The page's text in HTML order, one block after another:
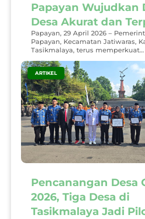
Papayan Wujudkan
Desa Akurat dan
Papayan, 29 April 2026 –
Papayan, Kecamatan Jatiwaras,
Tasikmalaya, terus memperkuat...
Pencanangan Desa
2026, Tiga Desa di
Tasikmalaya Jadi
ARTIKEL